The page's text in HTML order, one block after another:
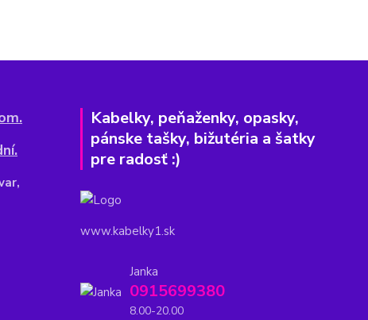
Kabelky, peňaženky, opasky,
pánske tašky, bižutéria a šatky
pre radosť :)
www.kabelky1.sk
Janka
0915699380
8.00-20.00